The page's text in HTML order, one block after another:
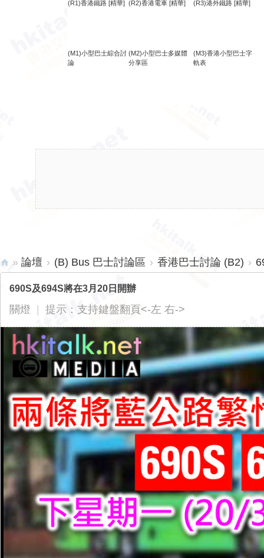
(R1)香港鐵路 [精華] (R2)香港電車 [精華] (R3)港外鐵路 [精華]
(M1)小型巴士綜合討
論
(M2)小型巴士多媒體
分享區
(M3)香港小型巴士字
軌表
交
網
» 論壇 › (B) Bus 巴士討論區 › 香港巴士討論 (B2) ›
690S及694S將在3月20日開辦
關燈 提示：支持鍵盤翻頁<-左 右->